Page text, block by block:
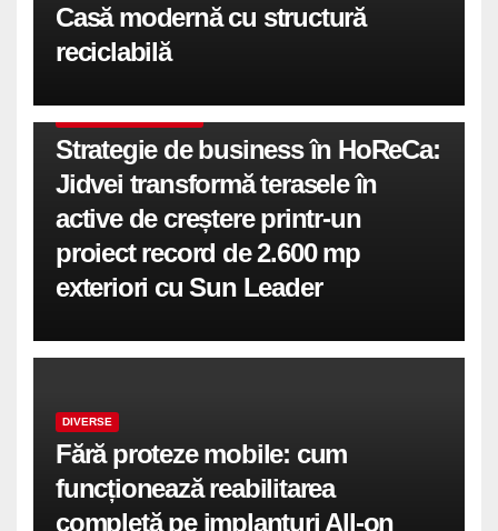
Casă modernă cu structură
reciclabilă
Strategie de business în HoReCa:
Jidvei transformă terasele în
active de creștere printr-un
proiect record de 2.600 mp
exteriori cu Sun Leader
DIVERSE
Fără proteze mobile: cum
funcționează reabilitarea
completă pe implanturi All-on